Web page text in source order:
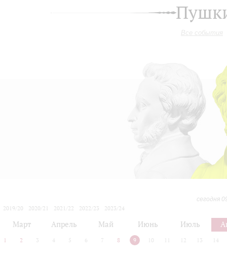
Все события
сегодня
2019/20
2020/21 2021/22 2022/23
2023/24
Март Апрель Май Июнь Июль
1 2 3 4 5 6 7 8 9 10 12 13 14